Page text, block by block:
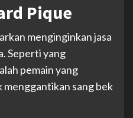
Pique
menginginkan jasa
Seperti yang
pemain yang
menggantikan sang bek